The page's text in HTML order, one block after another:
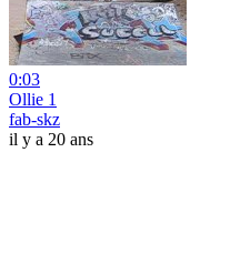
0:03
Ollie 1
fab-skz
il y a 20 ans